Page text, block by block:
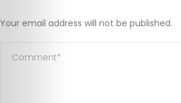
Your email address will not be published.